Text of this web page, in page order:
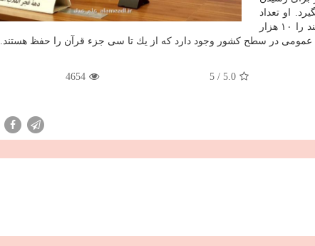
او تعداد
حافظان قرآن كه دارای مدرك از سازمان دارالقرآن هستند را ۱۰ هزار
در سطح كشور وجود دارد كه از یك تا سی جزء قرآن را حفظ هستند. ۲۴۱۲۴۱
5.0
/
5
4654